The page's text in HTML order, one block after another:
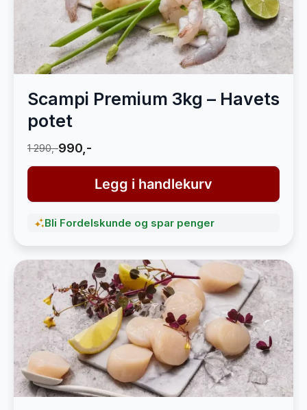
Scampi Premium 3kg – Havets
potet
1 290,-990,-
Legg i handlekurv
Bli Fordelskunde og spar penger